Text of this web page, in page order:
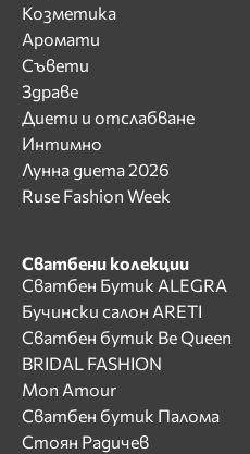
Козметика
Аромати
Съвети
Здраве
Диети и отслабване
Интимно
Лунна диета 2026
Ruse Fashion Week
Сватбени колекции
Сватбен Бутик ALEGRA
Бучински салон ARETI
Сватбен бутик Be Queen
BRIDAL FASHION
Mon Amour
Сватбен бутик Палома
Стоян Радичев